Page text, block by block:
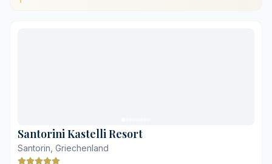
Santorini Kastelli Resort
Santorin, Griechenland